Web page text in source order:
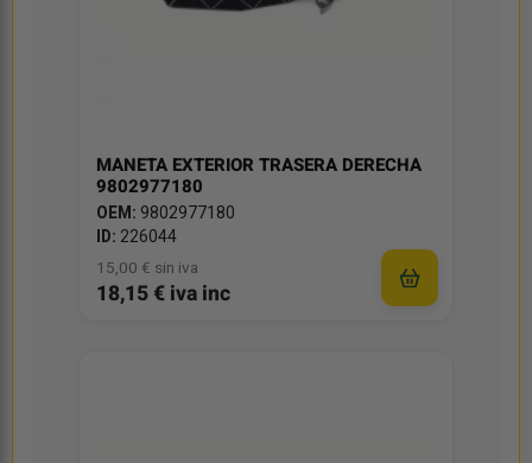
MANETA EXTERIOR TRASERA DERECHA
9802977180
OEM: 9802977180
ID: 226044
15,00 € sin iva
18,15 € iva inc